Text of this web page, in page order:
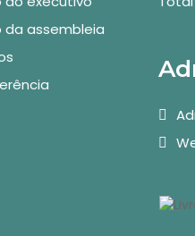
assembleia